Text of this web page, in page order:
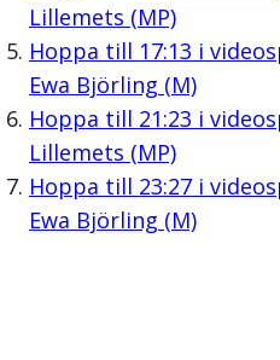
Lillemets (MP)
Hoppa till 17:13 i
Ewa Björling (M)
Hoppa till 21:23 i
Lillemets (MP)
Hoppa till 23:27i
Ewa Björling (M)